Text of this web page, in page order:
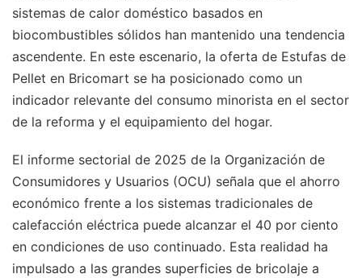
sistemas de calor doméstico basados en
biocombustibles sólidos han mantenido una tendencia
ascendente. En este escenario, la oferta de Estufas de
Pellet en Bricomart se ha posicionado como un
indicador relevante del consumo minorista en el sector
de la reforma y el equipamiento del hogar.
El informe sectorial de 2025 de la Organización de
Consumidores y Usuarios (OCU) señala que el ahorro
económico frente a los sistemas tradicionales de
calefacción eléctrica puede alcanzar el 40 por ciento
en condiciones de uso continuado. Esta realidad ha
impulsado a las grandes superficies de bricolaje a